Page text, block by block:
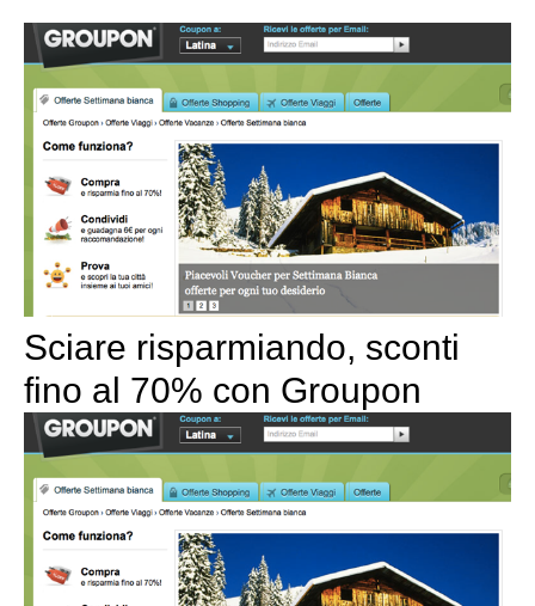
Sciare risparmiando, sconti
fino al 70% con Groupon